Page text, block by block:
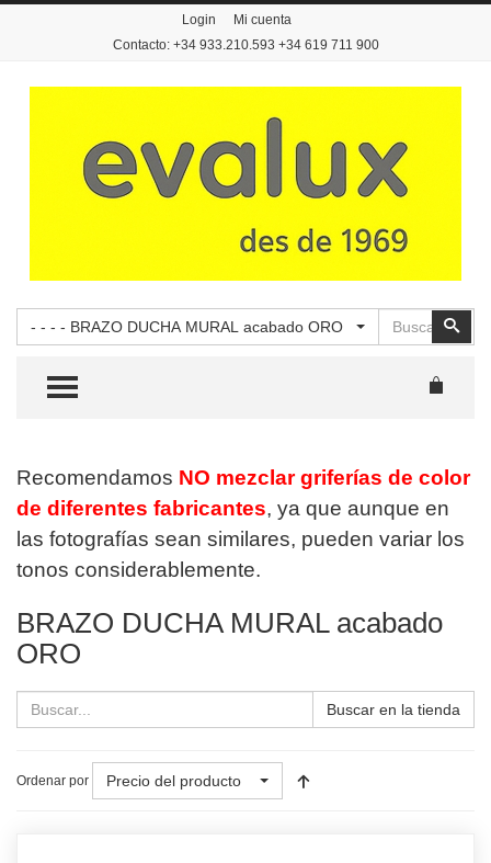
Login
Mi cuenta
Contacto: +34 933.210.593 +34 619 711 900
- - - - BRAZO DUCHA MURAL acabado ORO
TOGGLE MENU
Recomendamos NO mezclar griferías de color
de diferentes fabricantes, ya que aunque en
las fotografías sean similares, pueden variar los
tonos considerablemente.
BRAZO DUCHA MURAL acabado
ORO
Buscar en la tienda
Ordenar por Precio del producto